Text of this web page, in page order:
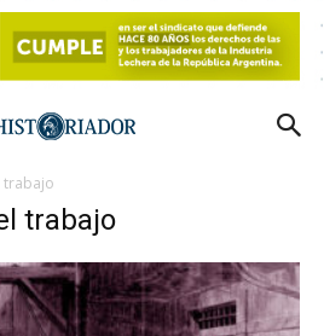
trabajo
trabajo